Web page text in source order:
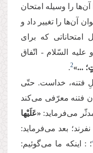
را وسیله امتحان
آن‌ها را تغییر داد و
امتحاناتی که برای
السّلام - اتّفاق
...»
2
.
فتنه، خداست. حتّی
فتنه معرّفی می‌کند
می‌فرماید: «عَلَیْها
بعد می‌فرماید:
؛ : اینکه ما می‌گوئیم: